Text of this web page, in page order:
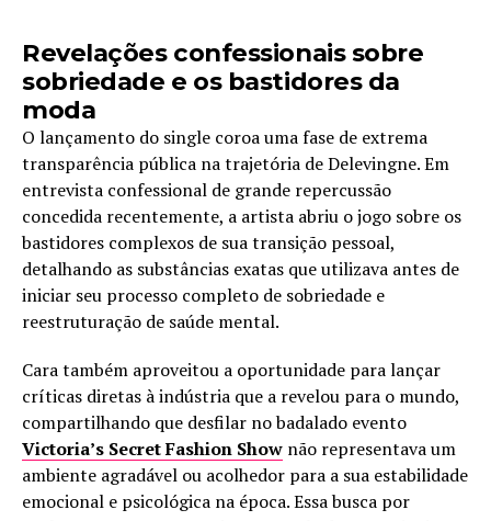
Revelações confessionais sobre
sobriedade e os bastidores da
moda
O lançamento do single coroa uma fase de extrema
transparência pública na trajetória de Delevingne. Em
entrevista confessional de grande repercussão
concedida recentemente, a artista abriu o jogo sobre os
bastidores complexos de sua transição pessoal,
detalhando as substâncias exatas que utilizava antes de
iniciar seu processo completo de sobriedade e
reestruturação de saúde mental.
Cara também aproveitou a oportunidade para lançar
críticas diretas à indústria que a revelou para o mundo,
compartilhando que desfilar no badalado evento
Victoria’s Secret Fashion Show não representava um
ambiente agradável ou acolhedor para a sua estabilidade
emocional e psicológica na época. Essa busca por